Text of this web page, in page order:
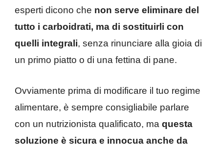
esperti dicono che non serve eliminare del
tutto i carboidrati, ma di sostituirli con
quelli integrali, senza rinunciare alla gioia di
un primo piatto o di una fettina di pane.
Ovviamente prima di modificare il tuo regime
alimentare, è sempre consigliabile parlare
con un nutrizionista qualificato, ma questa
soluzione è sicura e innocua anche da